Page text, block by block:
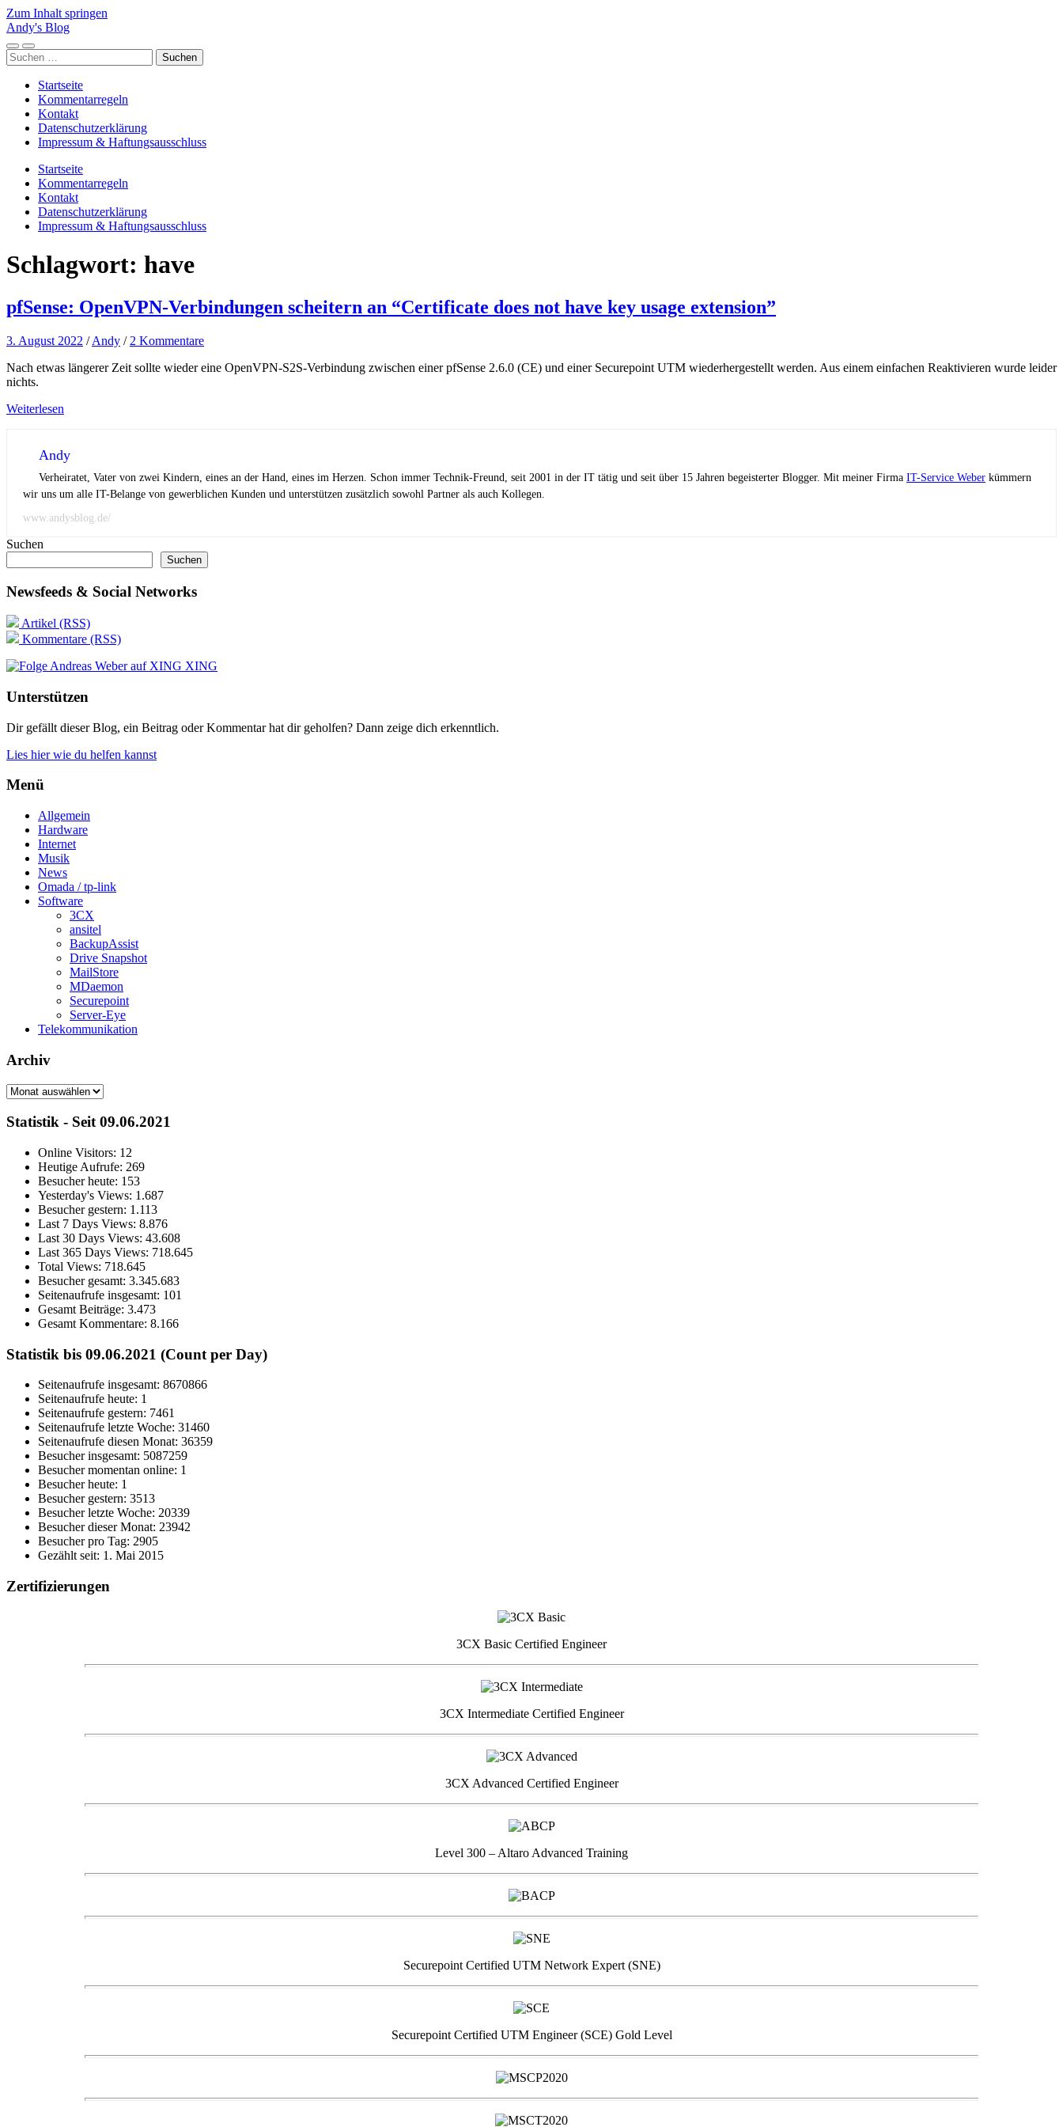
Zum Inhalt springen
Andy's Blog
Mobile-
Menü
Suchfeld
ein-/ausblenden
Suchen
nach:
Startseite
Kommentarregeln
Kontakt
Datenschutzerklärung
Impressum & Haftungsausschluss
Startseite
Kommentarregeln
Kontakt
Datenschutzerklärung
Impressum & Haftungsausschluss
Schlagwort: have
pfSense: OpenVPN-Verbindungen scheitern an “Certificate does not have key usage extension”
3. August 2022 /Andy / 2 Kommentare
Nach etwas längerer Zeit sollte wieder eine OpenVPN-S2S-Verbindung zwischen einer pfSense 2.6.0 (CE) und einer Securepoint UTM wiederhergestellt werden. Aus einem einfachen Reaktivieren wurde leider
nichts.
Weiterlesen
Andy
Verheiratet, Vater von zwei Kindern, eines an der Hand, eines im Herzen. Schon immer Technik-Freund, seit 2001 in der IT tätig und seit über 15 Jahren begeisterter Blogger. Mit meiner Firma IT-Service Weber kümmern
wir uns um alle IT-Belange von gewerblichen Kunden und unterstützen zusätzlich sowohl Partner als auch Kollegen.
www.andysblog.de/
Suchen
Suchen
Newsfeeds & Social Networks
Artikel (RSS)
Kommentare (RSS)
XING
Unterstützen
Dir gefällt dieser Blog, ein Beitrag oder Kommentar hat dir geholfen? Dann zeige dich erkenntlich.
Lies hier wie du helfen kannst
Menü
Allgemein
Hardware
Internet
Musik
News
Omada / tp-link
Software
3CX
ansitel
BackupAssist
Drive Snapshot
MailStore
MDaemon
Securepoint
Server-Eye
Telekommunikation
Archiv
Archiv
Statistik - Seit 09.06.2021
Online Visitors: 12
Heutige Aufrufe: 269
Besucher heute: 153
Yesterday's Views: 1.687
Besucher gestern: 1.113
Last 7 Days Views: 8.876
Last 30 Days Views: 43.608
Last 365 Days Views: 718.645
Total Views: 718.645
Besucher gesamt: 3.345.683
Seitenaufrufe insgesamt: 101
Gesamt Beiträge: 3.473
Gesamt Kommentare: 8.166
Statistik bis 09.06.2021 (Count per Day)
Seitenaufrufe insgesamt: 8670866
Seitenaufrufe heute: 1
Seitenaufrufe gestern: 7461
Seitenaufrufe letzte Woche: 31460
Seitenaufrufe diesen Monat: 36359
Besucher insgesamt: 5087259
Besucher momentan online: 1
Besucher heute: 1
Besucher gestern: 3513
Besucher letzte Woche: 20339
Besucher dieser Monat: 23942
Besucher pro Tag: 2905
Gezählt seit: 1. Mai 2015
Zertifizierungen
3CX Basic Certified Engineer
3CX Intermediate Certified Engineer
3CX Advanced Certified Engineer
Level 300 – Altaro Advanced Training
Securepoint Certified UTM Network Expert (SNE)
Securepoint Certified UTM Engineer (SCE) Gold Level